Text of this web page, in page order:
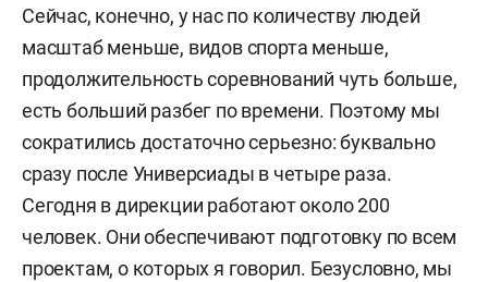
Сейчас, конечно, у нас по количеству людей
масштаб меньше, видов спорта меньше,
продолжительность соревнований чуть больше,
есть больший разбег по времени. Поэтому мы
сократились достаточно серьезно: буквально
сразу после Универсиады в четыре раза.
Сегодня в дирекции работают около 200
человек. Они обеспечивают подготовку по всем
проектам, о которых я говорил. Безусловно, мы